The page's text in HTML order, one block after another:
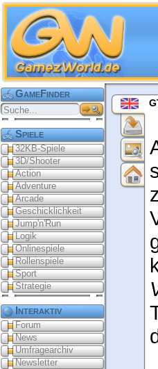
GameFinder
Spiele
32KB-Spiele
3D/Shooter
Action
Adventure
Arcade
Geschicklichkeit
Jump'n'Run
Logik
Onlinespiele
Rollenspiele
Sport
Strategie
Interaktiv
Forum
News
Umfragearchiv
Newsletter